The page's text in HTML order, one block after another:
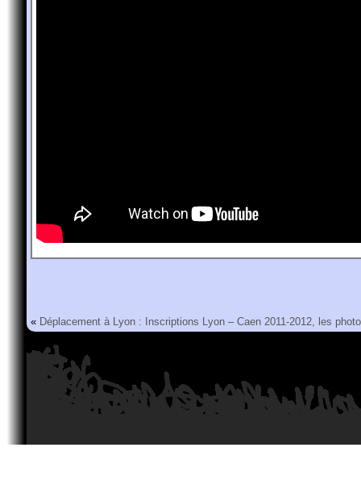
« Déplacement à Lyon : Inscriptions Lyon – Caen 2011-2012, les